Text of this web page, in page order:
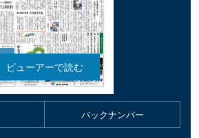
バックナンバー